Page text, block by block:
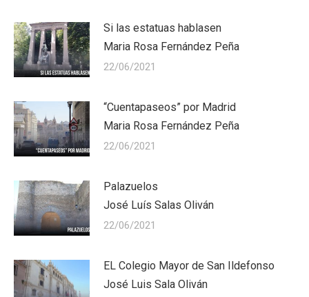
Si las estatuas hablasen
Maria Rosa Fernández Peña
22/06/2021
“Cuentapaseos” por Madrid
Maria Rosa Fernández Peña
22/06/2021
Palazuelos
José Luís Salas Oliván
22/06/2021
EL Colegio Mayor de San Ildefonso
José Luis Sala Oliván